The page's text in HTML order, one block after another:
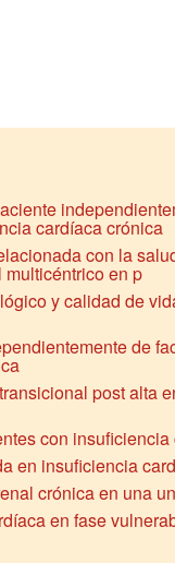
cardíaca crónica
con la
en p
y calidad de
de
post alta
con
en insuficiencia
crónica en una
en fase